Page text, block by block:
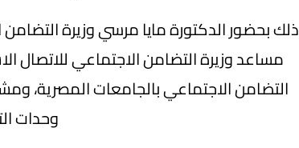
ذلك بحضور الدكتورة مايا مرسي وزيرة
مساعد وزيرة التضامن الاجتماعي للاتصال
التضامن الاجتماعي بالجامعات
وحدات